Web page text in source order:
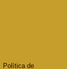
Política de